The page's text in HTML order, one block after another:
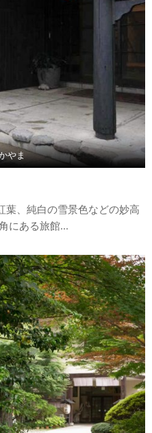
やま
葉、純白の雪景色などの妙高
にある旅館...